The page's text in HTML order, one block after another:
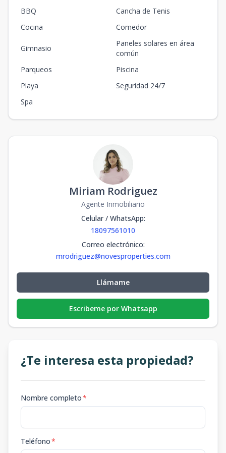
BBQ
Cancha de Tenis
Cocina
Comedor
Gimnasio
Paneles solares en área
común
Parqueos
Piscina
Playa
Seguridad 24/7
Spa
Miriam Rodriguez
Agente Inmobiliario
Celular / WhatsApp:
18097561010
Correo electrónico:
mrodriguez@novesproperties.com
Llámame
Escribeme por Whatsapp
¿Te interesa esta propiedad?
Nombre completo*
Teléfono*